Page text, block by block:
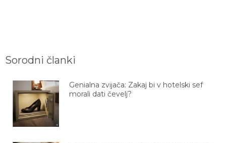
Sorodni članki
morali dati čevelj?